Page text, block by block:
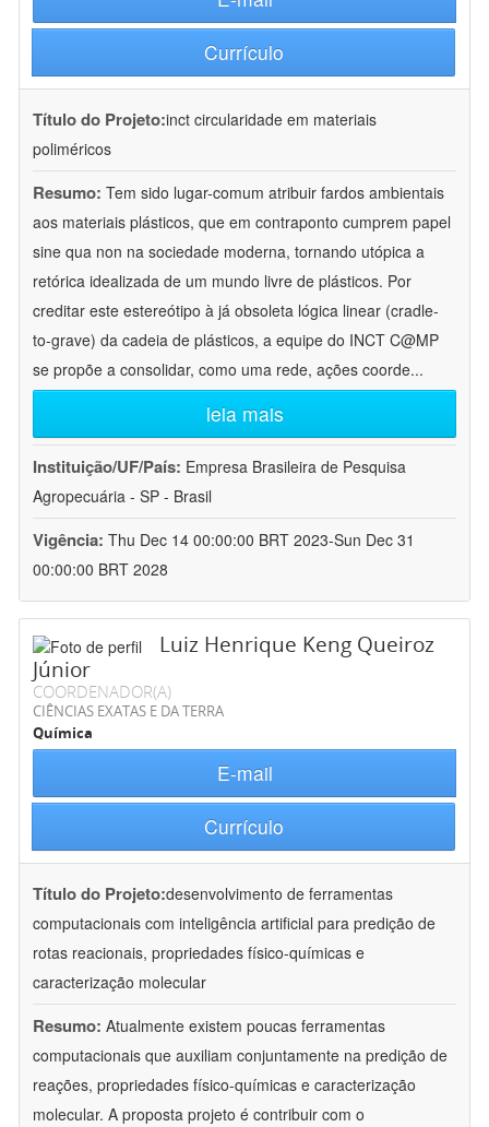
Currículo
Título do Projeto:inct circularidade em materiais
poliméricos
Resumo: Tem sido lugar-comum atribuir fardos ambientais
aos materiais plásticos, que em contraponto cumprem papel
sine qua non na sociedade moderna, tornando utópica a
retórica idealizada de um mundo livre de plásticos. Por
creditar este estereótipo à já obsoleta lógica linear (cradle-
to-grave) da cadeia de plásticos, a equipe do INCT C@MP
se propõe a consolidar, como uma rede, ações coorde...
leia mais
Instituição/UF/País: Empresa Brasileira de Pesquisa
Agropecuária - SP - Brasil
Vigência: Thu Dec 14 00:00:00 BRT 2023-Sun Dec 31
00:00:00 BRT 2028
Luiz Henrique Keng Queiroz
Júnior
COORDENADOR(A)
CIÊNCIAS EXATAS E DA TERRA
Química
E-mail
Currículo
Título do Projeto:desenvolvimento de ferramentas
computacionais com inteligência artificial para predição de
rotas reacionais, propriedades físico-químicas e
caracterização molecular
Resumo: Atualmente existem poucas ferramentas
computacionais que auxiliam conjuntamente na predição de
reações, propriedades físico-químicas e caracterização
molecular. A proposta projeto é contribuir com o